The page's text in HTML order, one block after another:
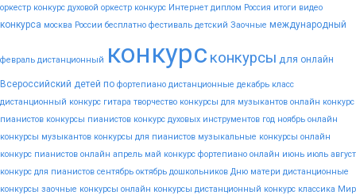
оркестр конкурс духовой оркестр конкурс Интернет диплом Россия итоги видео
конкурса москва России бесплатно фестиваль детский Заочные международный
февраль дистанционный конкурс конкурсы для онлайн
Всероссийский детей по фортепиано дистанционные декабрь класс
дистанционный конкурс гитара творчество конкурсы для музыкантов онлайн конкурс
пианистов конкурсы пианистов конкурс духовых инструментов год ноябрь онлайн
конкурсы музыкантов конкурсы для пианистов музыкальные конкурсы онлайн
конкурс пианистов онлайн апрель май конкурс фортепиано онлайн июнь июль август
конкурс для пианистов сентябрь октябрь дошкольников Дню матери дистанционные
конкурсы заочные конкурсы онлайн конкурсы дистанционный конкурс классика Мир